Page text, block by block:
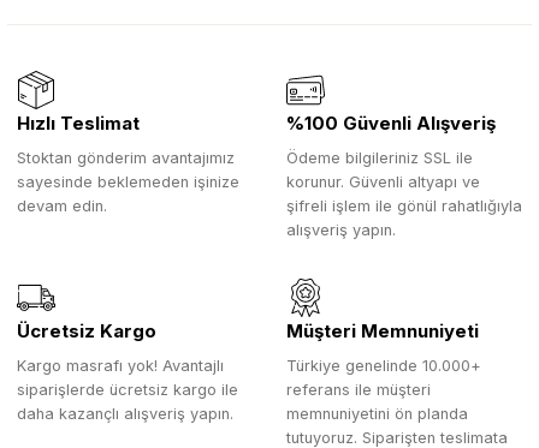
Hızlı Teslimat
Stoktan gönderim avantajımız
sayesinde beklemeden işinize
devam edin.
%100 Güvenli Alışveriş
Ödeme bilgileriniz SSL ile
korunur. Güvenli altyapı ve
şifreli işlem ile gönül rahatlığıyla
alışveriş yapın.
Ücretsiz Kargo
Kargo masrafı yok! Avantajlı
siparişlerde ücretsiz kargo ile
daha kazançlı alışveriş yapın.
Müşteri Memnuniyeti
Türkiye genelinde 10.000+
referans ile müşteri
memnuniyetini ön planda
tutuyoruz. Siparişten teslimata